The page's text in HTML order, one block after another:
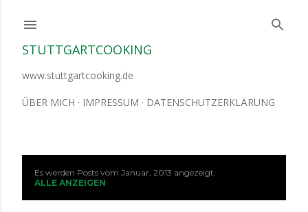
STUTTGARTCOOKING
www.stuttgartcooking.de
ÜBER MICH IMPRESSUM DATENSCHUTZERKLÄRUNG
Es werden Posts vom Januar, 2013 angezeigt.
ALLE ANZEIGEN